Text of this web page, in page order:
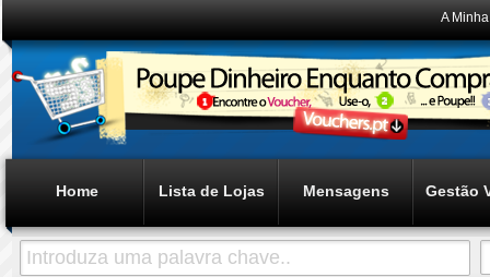
A
Home Lista de Lojas Mensagens Gestão